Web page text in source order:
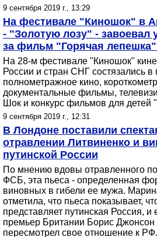
9 сентября 2019 г., 13:29
На фестивале "Киношок" в
- "Золотую лозу" - завоевал
за фильм "Горячая
На 28-м фестивале "Киношок"
России и стран СНГ состязались
полнометражное кино,
документальные фильмы,
Шок и конкурс фильмов для
9 сентября 2019 г., 12:31
В Лондоне поставили
отравлении Литвиненко и
путинской России
По мнению вдовы отравленного
ФСБ, эта пьеса - определенная
виновных в гибели ее мужа.
отметила, что пьеса показывает,
представляет путинская Россия,
премьер Британии Борис Джонсон
пересмотрел свое отношение к РФ.